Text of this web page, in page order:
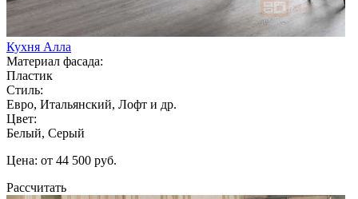
Кухня Алла
Материал фасада:
Пластик
Стиль:
Евро, Итальянский, Лофт и др.
Цвет:
Белый, Серый
Цена: от 44 500 руб.
Рассчитать